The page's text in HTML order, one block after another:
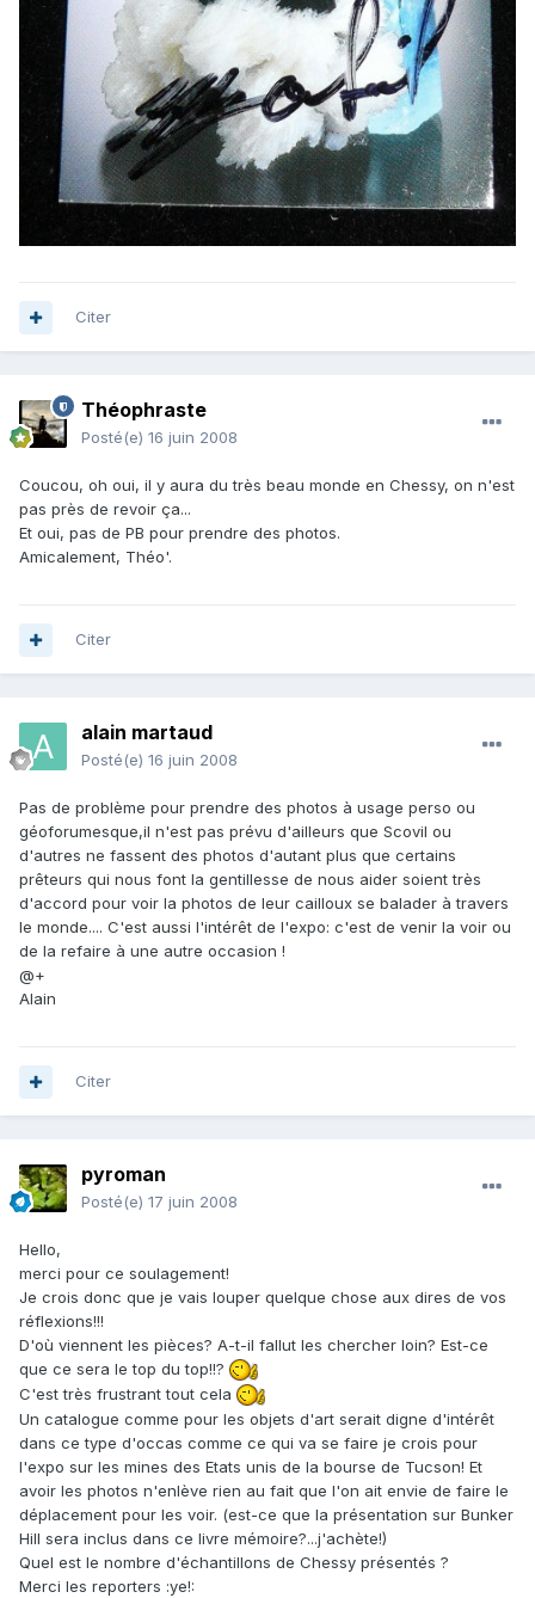
Citer
Théophraste
Posté(e) 16 juin 2008
Coucou, oh oui, il y aura du très beau monde en Chessy, on n'est
pas près de revoir ça...
Et oui, pas de PB pour prendre des photos.
Amicalement, Théo'.
Citer
alain martaud
Posté(e) 16 juin 2008
Pas de problème pour prendre des photos à usage perso ou
géoforumesque,il n'est pas prévu d'ailleurs que Scovil ou
d'autres ne fassent des photos d'autant plus que certains
prêteurs qui nous font la gentillesse de nous aider soient très
d'accord pour voir la photos de leur cailloux se balader à travers
le monde.... C'est aussi l'intérêt de l'expo: c'est de venir la voir ou
de la refaire à une autre occasion !
@+
Alain
Citer
pyroman
Posté(e) 17 juin 2008
Hello,
merci pour ce soulagement!
Je crois donc que je vais louper quelque chose aux dires de vos
réflexions!!!
D'où viennent les pièces? A-t-il fallut les chercher loin? Est-ce
que ce sera le top du top!!?
C'est très frustrant tout cela
Un catalogue comme pour les objets d'art serait digne d'intérêt
dans ce type d'occas comme ce qui va se faire je crois pour
l'expo sur les mines des Etats unis de la bourse de Tucson! Et
avoir les photos n'enlève rien au fait que l'on ait envie de faire le
déplacement pour les voir. (est-ce que la présentation sur Bunker
Hill sera inclus dans ce livre mémoire?...j'achète!)
Quel est le nombre d'échantillons de Chessy présentés ?
Merci les reporters :ye!: